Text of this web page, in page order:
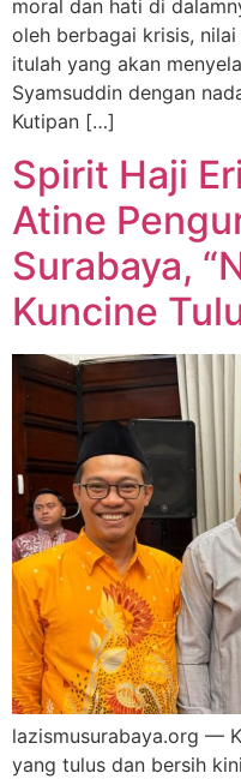
moral dan hati di
oleh berbagai krisis,
itulah yang akan
Syamsuddin dengan
Kutipan […]
Spirit Haji
Atine
Surabaya,
Kuncine
lazismusurabaya.org —
yang tulus dan bersih